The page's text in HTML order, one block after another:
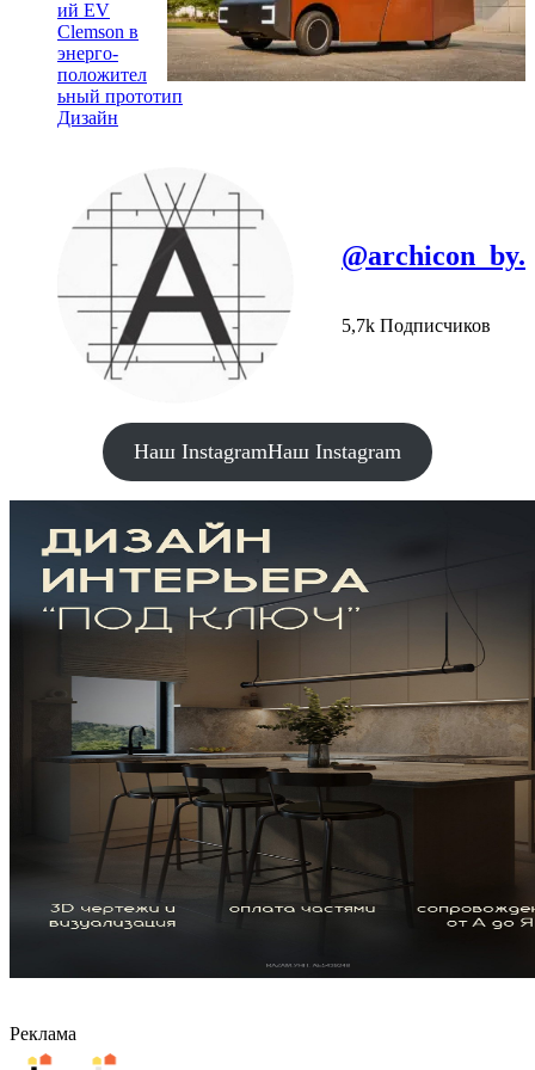
ий EV
Clemson в
энерго-
положител
ьный прототип
Дизайн
@archicon_by.
5,7k Подписчиков
Наш InstagramНаш Instagram
Реклама